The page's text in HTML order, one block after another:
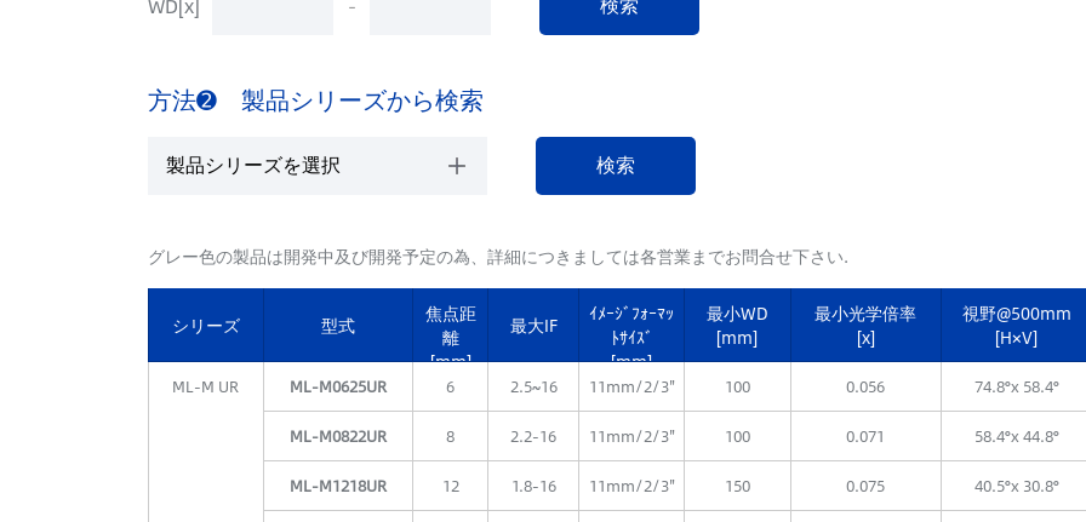
方法➋ 製品シリーズから検索
グレー色の製品は開発中及び開発予定の為、詳細につきましては各営業までお問合せ下さい.
シリーズ 型式
焦点距
離
[mm]
最大IF
ｲﾒｰｼﾞﾌｫｰﾏｯ
ﾄｻｲｽﾞ
[mm]
最小WD
[mm]
最小光学倍率
[x]
視野@500mm
[H×V]
ML-M UR ML-M0625UR 6 2.5~16 11mm/2/3" 100 0.056 74.8°x 58.4°
ML-M0822UR 8 2.2-16 11mm/2/3" 100 0.071 58.4°x 44.8°
ML-M1218UR 12 1.8-16 11mm/2/3" 150 0.075 40.5°x 30.8°